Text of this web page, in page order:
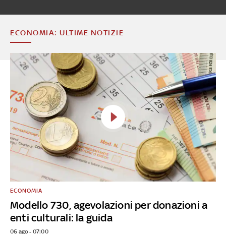
ECONOMIA: ULTIME NOTIZIE
Modello 730, agevolazioni per donazioni a
enti culturali: la guida
ECONOMIA
06 ago - 07:00